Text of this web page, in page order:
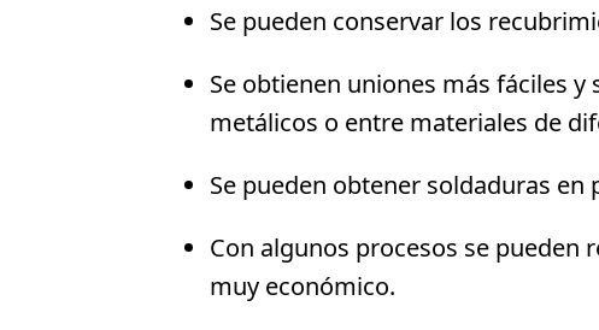
Se pueden conservar los
Se obtienen uniones más fáciles
metálicos o entre materiales de
Se pueden obtener soldaduras en
Con algunos procesos se pueden
muy económico.